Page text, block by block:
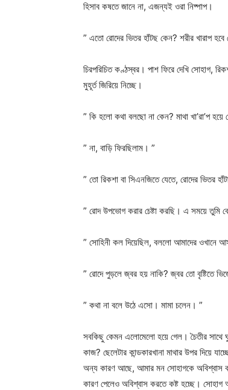
হিসাব কষতে জানে না, এজন্যই ওরা নিষ্পাপ।
” এতো রোদের ভিতর হাঁটছ কেন? শরীর খারাপ
চিরপরিচিত কণ্ঠস্বর। পাশ ফিরে দেখি সোহাগ,
মুহূর্ত জিরিয়ে নিচ্ছে।
” কি হলো কথা বলছো না কেন? মাথা খা’রা’প হয়ে
” না, বাড়ি ফিরছিলাম। ”
” তো রিকশা বা সিএনজিতে যেতে, রোদের ভিতর
” রোদ উপভোগ করার চেষ্টা করছি। এ সময়ে তুমি
” সোহিনী কল দিয়েছিল, বললো আমাদের ওখানে
” রোদে পুড়লে জ্বর হয় নাকি? জ্বর তো বৃষ্টিতে
” কথা না বলে উঠে এসো। মামা চলেন। ”
সবকিছু কেমন এলোমেলো হয়ে গেল। চৈতীর সাথে
কাজ? ছেলেটার কান্ডকারখানা মাথার উপর দিয়ে
অন্য কারণ আছে, আমার মন সোহাগকে অবিশ্বাস
কারণ পেলেও অবিশ্বাস করতে কষ্ট হচ্ছে। সোহাগ